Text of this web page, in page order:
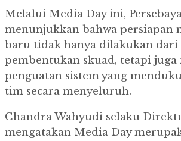
Melalui Media Day ini,
menunjukkan bahwa persiapan
baru tidak hanya dilakukan dari
pembentukan skuad, tetapi
penguatan sistem yang
tim secara menyeluruh.
Chandra Wahyudi selaku
mengatakan Media Day